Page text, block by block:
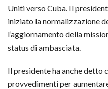
Uniti verso Cuba. Il
iniziato la normalizzazione
l’aggiornamento della
status di ambasciata.
Il presidente ha anche detto
provvedimenti per